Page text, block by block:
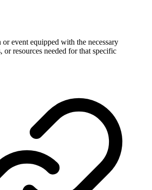
event equipped with the necessary
or resources needed for that specific